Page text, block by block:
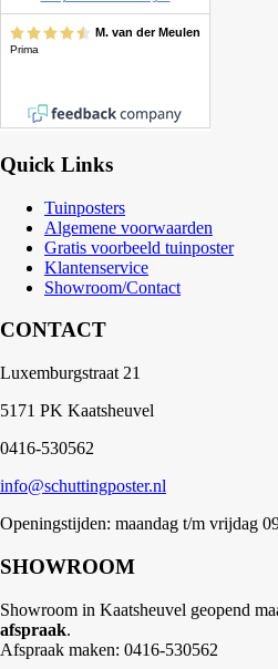
Quick Links
Tuinposters
Algemene voorwaarden
Gratis voorbeeld tuinposter
Klantenservice
Showroom/Contact
CONTACT
Luxemburgstraat 21
5171 PK Kaatsheuvel
0416-530562
info@schuttingposter.nl
Openingstijden: maandag t/m vrijdag
SHOWROOM
Showroom in Kaatsheuvel geopend
afspraak.
Afspraak maken: 0416-530562